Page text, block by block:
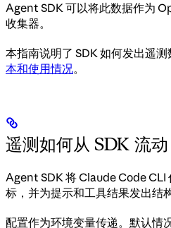
Agent SDK 可以将此数据作为
收集器。
本指南说明了 SDK 如何发出遥
本和使用情况。
遥测如何从 SDK 流动
Agent SDK 将 Claude Code
标，并为提示和工具结果发出结
配置作为环境变量传递。默认情